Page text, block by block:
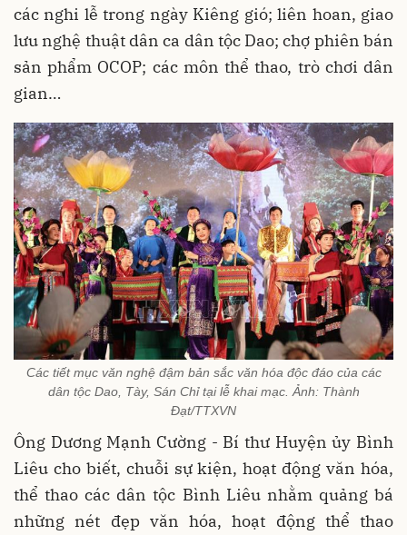
các nghi lễ trong ngày Kiêng gió; liên hoan, giao
lưu nghệ thuật dân ca dân tộc Dao; chợ phiên bán
sản phẩm OCOP; các môn thể thao, trò chơi dân
gian…
Các tiết mục văn nghệ đậm bản sắc văn hóa độc đáo của các
dân tộc Dao, Tày, Sán Chỉ tại lễ khai mạc. Ảnh: Thành
Đạt/TTXVN
Ông Dương Mạnh Cường - Bí thư Huyện ủy Bình
Liêu cho biết, chuỗi sự kiện, hoạt động văn hóa,
thể thao các dân tộc Bình Liêu nhằm quảng bá
những nét đẹp văn hóa, hoạt động thể thao